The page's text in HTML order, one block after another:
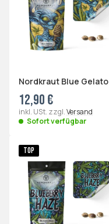
Nordkraut Blue Gelato
12,90 €
inkl. USt. zzgl.Versand
Sofort verfügbar
TOP